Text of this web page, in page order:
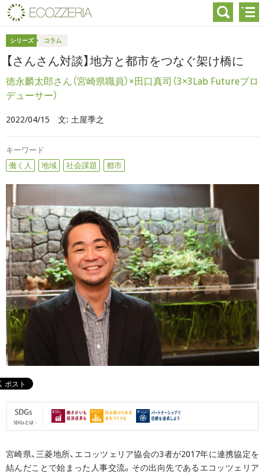
シリーズ コラム
【さんさん対談】地方と都市をつなぐ架け橋に
徳永麟太郎さん（宮崎県職員）×田口真司（3×3Lab Futureプロ
デューサー）
2022/04/15 文: 土屋季之
キーワード
働く人
地域 社会課題 都市
宮崎県、三菱地所、エコッツェリア協会の3者が2017年に連携協定を
結んだことで始まった人事交流。その出向先であるエコッツェリア